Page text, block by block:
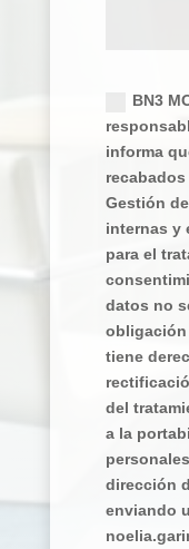
BN3
informa
Gestión
internas y
para el
datos no
obligación
tiene
del
a la
dirección
enviando